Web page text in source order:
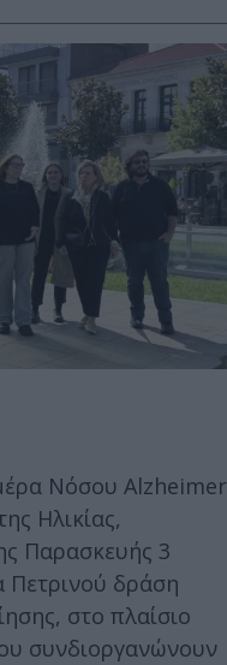
Νόσου Alzheimer
Ηλικίας,
Παρασκευής 3
Πετρινού δράση
στο πλαίσιο
συνδιοργανώνουν